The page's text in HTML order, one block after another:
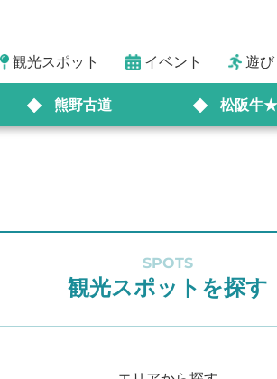
観光スポット イベント 遊
熊野古道 松阪牛
SPOTS
観光スポットを探す